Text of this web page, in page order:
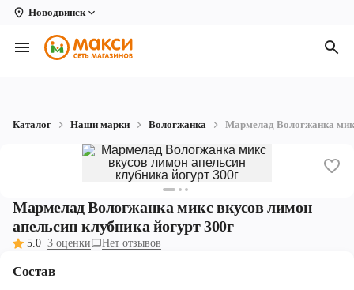
Новодвинск
Вологда
Архангельск
Коряжма
Котлас
Новодвинск
Каталог Наши марки Вологжанка Мармелад Вологжанка
Мармелад Вологжанка микс вкусов лимон
апельсин клубника йогурт 300г
5.0 3 оценки Нет отзывов
Состав